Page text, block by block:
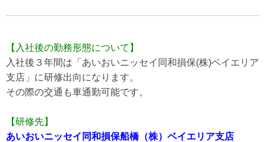
【入社後の勤務形態について】
入社後３年間は「あいおいニッセイ同和損保(株)ベイエリア
支店」に研修出向になります。
その際の交通も車通勤可能です。
【研修先】
あいおいニッセイ同和損保船橋（株）ベイエリア支店